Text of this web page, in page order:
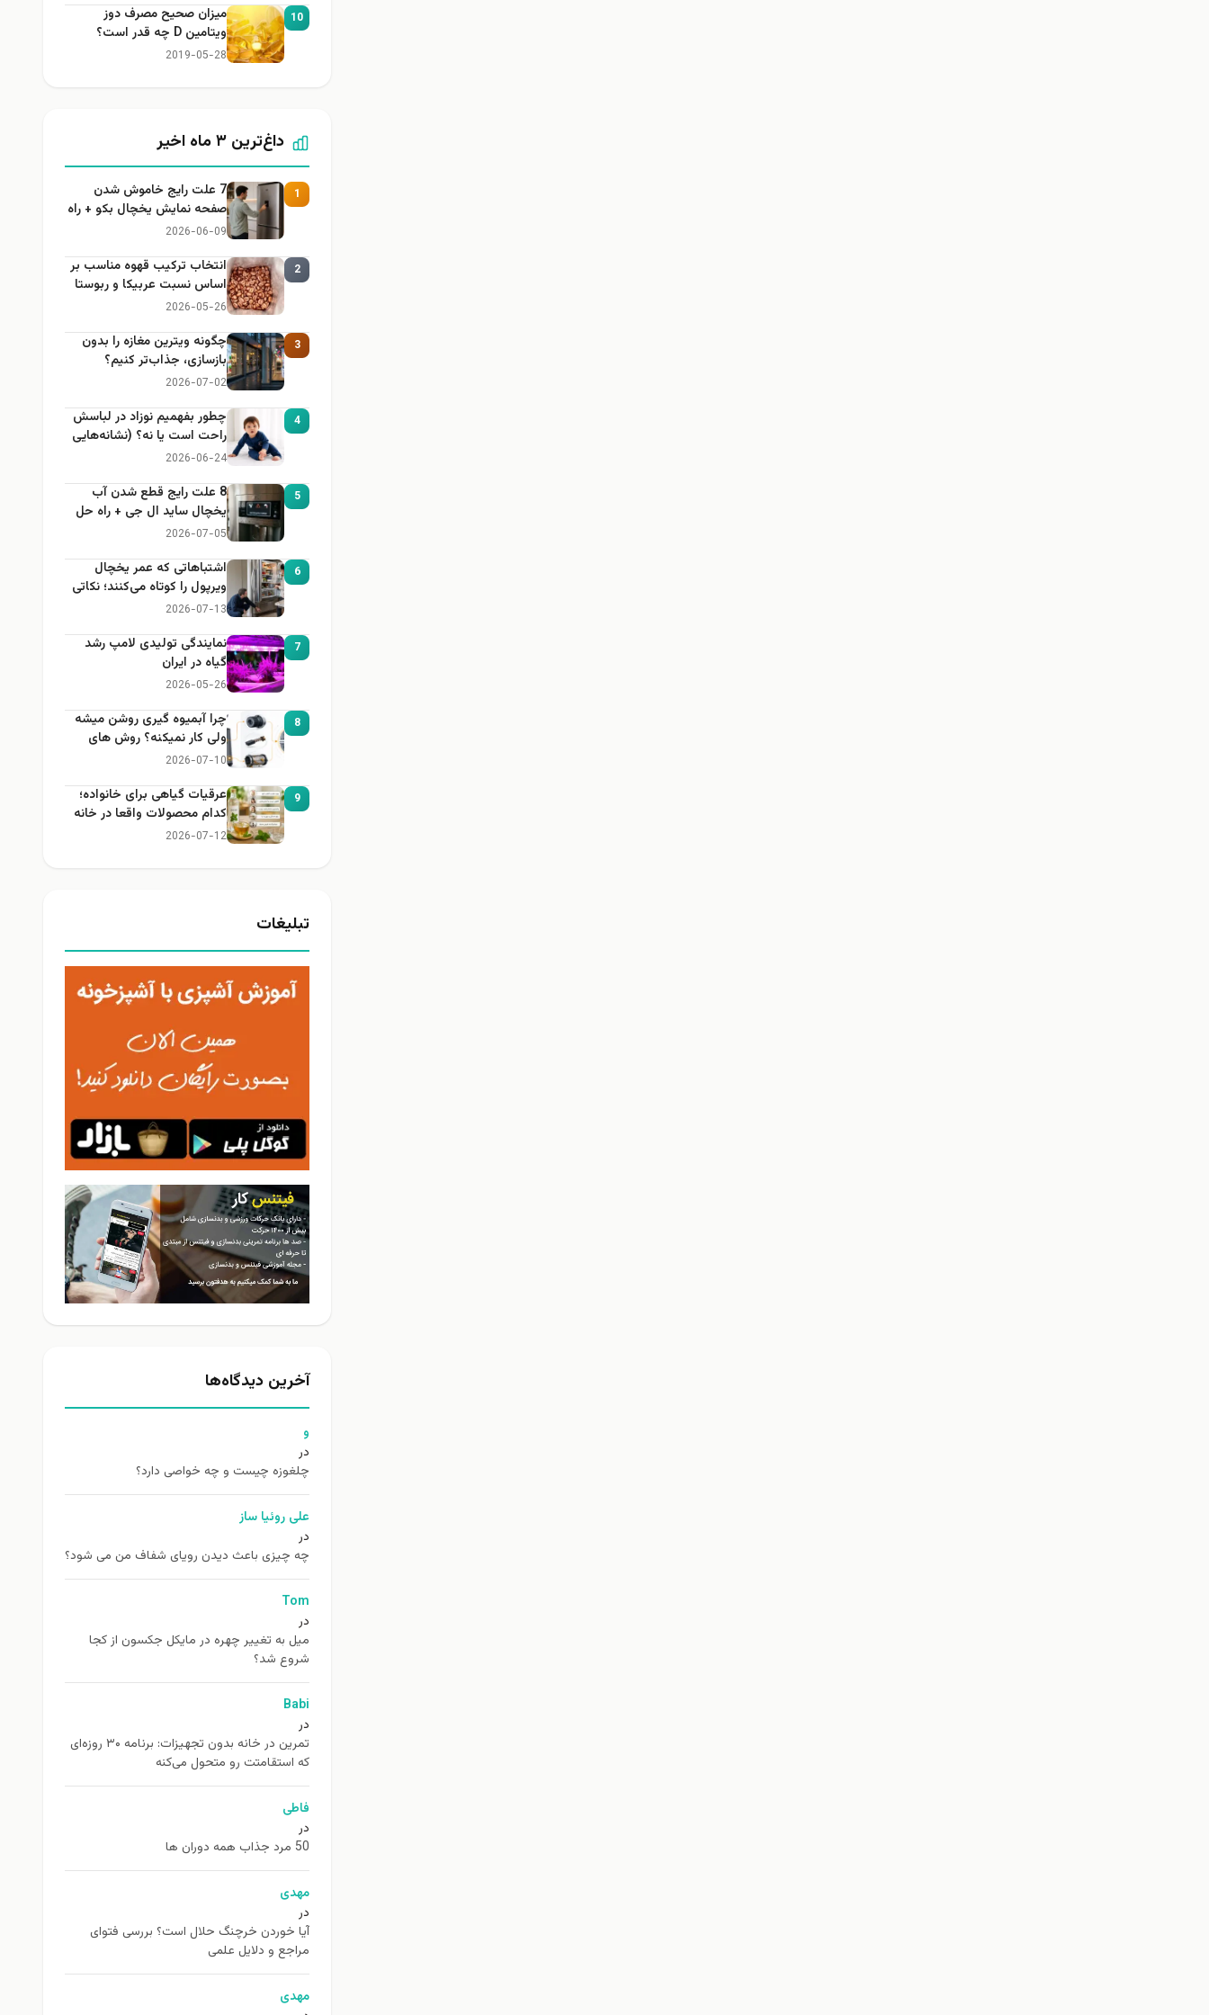
10
میزان صحیح مصرف دوز
ویتامین D چه قدر است؟
2019-05-28
داغ‌ترین ۳ ماه اخیر
1
7 علت رایج خاموش شدن
صفحه نمایش یخچال بکو + راه
حل
2026-06-09
2
انتخاب ترکیب قهوه مناسب بر
اساس نسبت عربیکا و ربوستا
2026-05-26
3
چگونه ویترین مغازه را بدون
بازسازی، جذاب‌تر کنیم؟
2026-07-02
4
چطور بفهمیم نوزاد در لباسش
راحت است یا نه؟ (نشانه‌هایی
که هر مادر باید بداند)
2026-06-24
5
8 علت رایج قطع شدن آب
یخچال ساید ال جی + راه حل
2026-07-05
6
اشتباهاتی که عمر یخچال
ویرپول را کوتاه می‌کنند؛ نکاتی
که باید بدانید
2026-07-13
7
نمایندگی تولیدی لامپ رشد
گیاه در ایران
2026-05-26
8
چرا آبمیوه گیری روشن میشه
ولی کار نمیکنه؟ روش های
عیب یابی
2026-07-10
9
عرقیات گیاهی برای خانواده؛
کدام محصولات واقعا در خانه
کاربرد دارند؟
2026-07-12
تبلیغات
آخرین دیدگاه‌ها
و
در
چلغوزه چیست و چه خواصی دارد؟
علی روئیا ساز
در
چه چیزی باعث دیدن رویای شفاف من می شود؟
Tom
در
ميل به تغيير چهره در مایکل جکسون از كجا
شروع شد؟
Babi
در
تمرین در خانه بدون تجهیزات: برنامه ۳۰ روزه‌ای
که استقامتت رو متحول می‌کنه
فاطی
در
50 مرد جذاب همه دوران ها
مهدی
در
آیا خوردن خرچنگ حلال است؟ بررسی فتوای
مراجع و دلایل علمی
مهدی